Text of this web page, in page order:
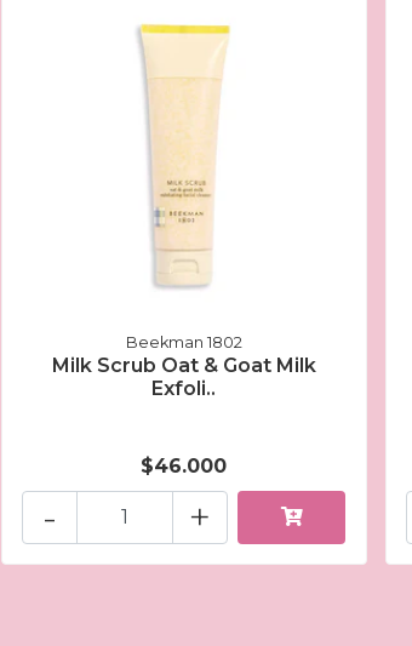
Beekman 1802
Milk Scrub Oat & Goat Milk
Exfoli..
$46.000
+
-